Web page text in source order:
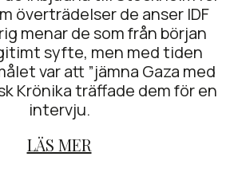
överträdelser de anser IDF
menar de som från början
syfte, men med tiden
var att ”jämna Gaza med
Krönika träffade dem för en
intervju.
LÄS MER